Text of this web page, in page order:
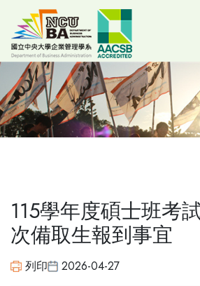
115學年度碩士班考
次備取生報到事宜
列印 2026-04-27